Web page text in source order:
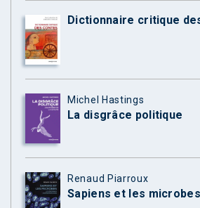
Dictionnaire critique
Michel Hastings
La disgrâce politique
Renaud Piarroux
Sapiens et les microbes